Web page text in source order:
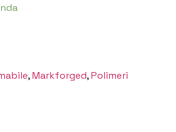
,Markforged,Polimeri